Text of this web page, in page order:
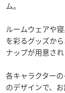
ム。
ルームウェアや
を彩るグッズか
ナップが用意され
各キャラクター
のデザインで、